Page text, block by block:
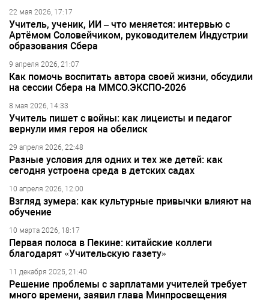
22 мая 2026, 17:17
Учитель, ученик, ИИ – что меняется: интервью с
Артёмом Соловейчиком, руководителем Индустрии
образования Сбера
9 апреля 2026, 21:07
Как помочь воспитать автора своей жизни, обсудили
на сессии Сбера на ММСО.ЭКСПО-2026
8 мая 2026, 14:33
Учитель пишет с войны: как лицеисты и педагог
вернули имя героя на обелиск
29 апреля 2026, 22:48
Разные условия для одних и тех же детей: как
сегодня устроена среда в детских садах
10 апреля 2026, 12:00
Взгляд зумера: как культурные привычки влияют на
обучение
10 марта 2026, 18:17
Первая полоса в Пекине: китайские коллеги
благодарят «Учительскую газету»
11 декабря 2025, 21:40
Решение проблемы с зарплатами учителей требует
много времени, заявил глава Минпросвещения